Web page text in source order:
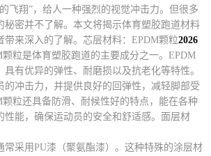
飞翔”，给人一种强烈的视觉冲击力。但很多
秘密并不了解。本文将揭示体育塑胶跑道材料
带来深入的了解。芯层材料：EPDM颗粒2026
颗粒是体育塑胶跑道的主要成分之一。EPDM
有优异的弹性、耐磨损以及抗老化等特性。
的冲击力，并提供良好的回弹性，减轻脚部受
粒还具备防滑、耐候性好的特点，能在各种
性能，确保运动员的安全和舒适感。面层材
常采用PU漆（聚氨酯漆）。这种特殊的涂层材